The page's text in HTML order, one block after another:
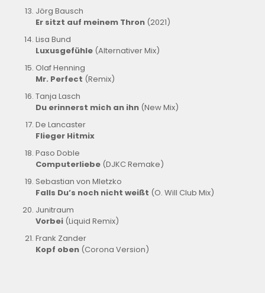
Jörg Bausch
Er sitzt auf meinem Thron (2021)
Lisa Bund
Luxusgefühle (Alternativer Mix)
Olaf Henning
Mr. Perfect (Remix)
Tanja Lasch
Du erinnerst mich an ihn (New Mix)
De Lancaster
Flieger Hitmix
Paso Doble
Computerliebe (DJKC Remake)
Sebastian von Mletzko
Falls Du’s noch nicht weißt (O. Will Club Mix)
Junitraum
Vorbei (Liquid Remix)
Frank Zander
Kopf oben (Corona Version)